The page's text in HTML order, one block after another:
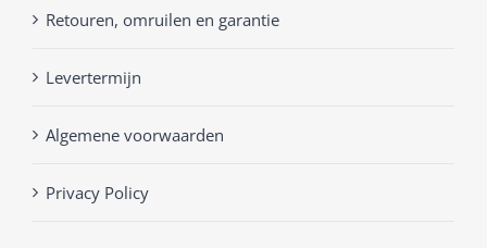
Retouren, omruilen en garantie
Levertermijn
Algemene voorwaarden
Privacy Policy